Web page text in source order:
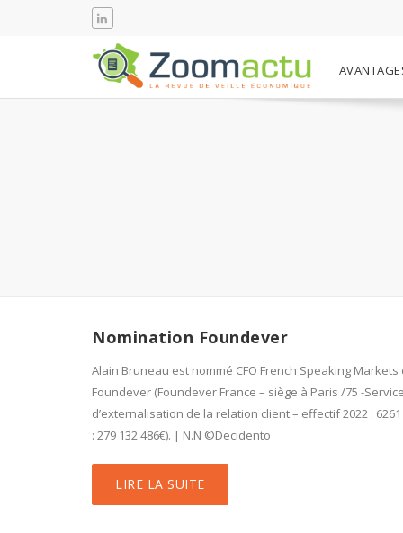
Nomination Foundever
Alain Bruneau est nommé CFO French Speaking Markets
Foundever (Foundever France – siège à Paris /75 -
d’externalisation de la relation client – effectif 2022 : 6261
: 279 132 486€). | N.N ©Decidento
LIRE LA SUITE